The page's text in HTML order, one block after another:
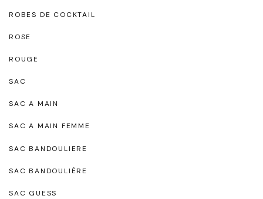
ROBES DE COCKTAIL
ROSE
ROUGE
SAC
SAC A MAIN
SAC A MAIN FEMME
SAC BANDOULIERE
SAC BANDOULIÈRE
SAC GUESS